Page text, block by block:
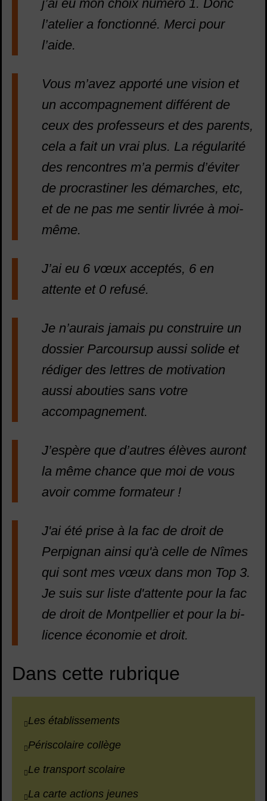
j’ai eu mon choix numéro 1. Donc
l’atelier a fonctionné. Merci pour
l’aide.
Vous m’avez apporté une vision et
un accompagnement différent de
ceux des professeurs et des parents,
cela a fait un vrai plus. La régularité
des rencontres m’a permis d’éviter
de procrastiner les démarches, etc,
et de ne pas me sentir livrée à moi-
même.
J’ai eu 6 vœux acceptés, 6 en
attente et 0 refusé.
Je n’aurais jamais pu construire un
dossier Parcoursup aussi solide et
rédiger des lettres de motivation
aussi abouties sans votre
accompagnement.
J’espère que d’autres élèves auront
la même chance que moi de vous
avoir comme formateur !
J'ai été prise à la fac de droit de
Perpignan ainsi qu'à celle de Nîmes
qui sont mes vœux dans mon Top 3.
Je suis sur liste d'attente pour la fac
de droit de Montpellier et pour la bi-
licence économie et droit.
Dans cette rubrique
Les établissements
Périscolaire collège
Le transport scolaire
La carte actions jeunes